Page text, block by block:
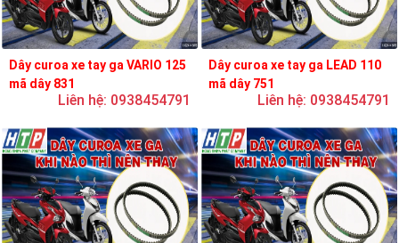
Dây curoa xe tay ga VARIO 125
mã dây 831
Liên hệ: 0938454791
Dây curoa xe tay ga LEAD 110
mã dây 751
Liên hệ: 0938454791